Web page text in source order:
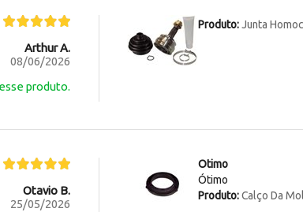
Arthur A.
08/06/2026
produto.
Produto:Junta
Otavio B.
25/05/2026
Otimo
Ótimo
Produto:Calço Da